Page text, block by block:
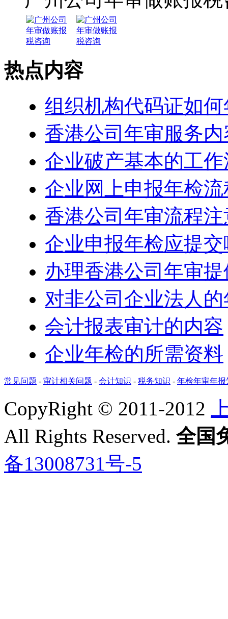
热点内容
组织机构代码证如
香港公司年审服务
企业破产基本的工
企业网上申报年检
香港公司年审流程
企业申报年检应提
办理香港公司年审
对非公司企业法人
会计报表审计的内容
企业年检的所需资料
常见问题 - 审计相关问题 - 会计知识 - 税务知识 - 年检年审年报
CopyRight © 2011-2012
All Rights Reserved. 全国
备13008731号-5